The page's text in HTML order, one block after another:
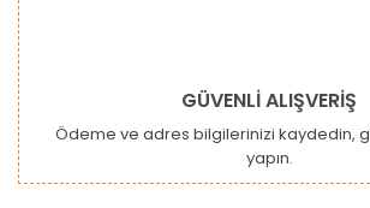
Gönder
GÜVENLİ ALIŞVERİŞ
Ödeme ve adres bilgilerinizi kaydedin,
yapın.